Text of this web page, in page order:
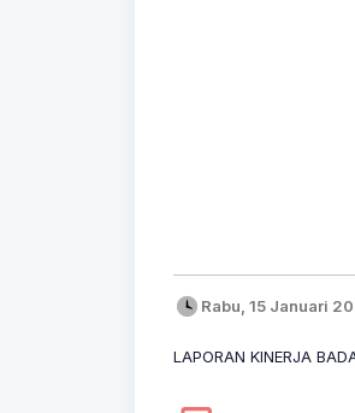
Rabu, 15 Januari
LAPORAN KINERJA